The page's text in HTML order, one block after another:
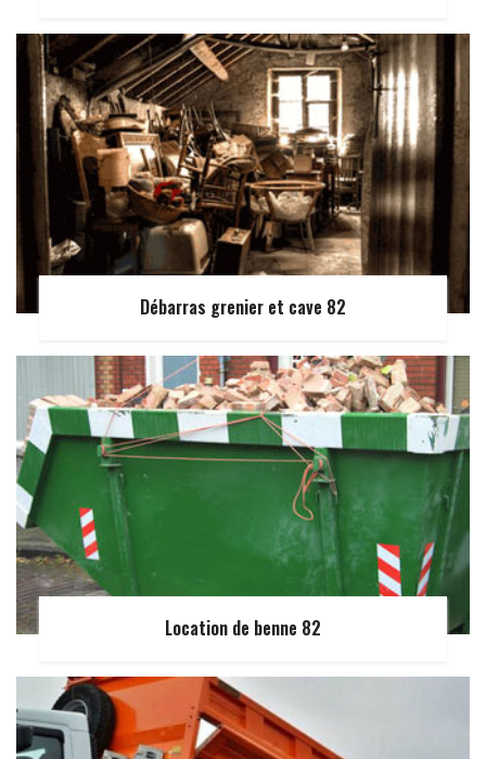
Débarras grenier et cave 82
Location de benne 82